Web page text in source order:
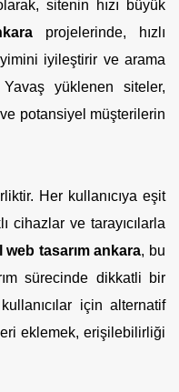
sitenin hızı büyük
projelerinde, hızlı
iyileştirir ve arama
Yavaş yüklenen siteler,
potansiyel müşterilerin
Her kullanıcıya eşit
cihazlar ve tarayıcılarla
web tasarım ankara, bu
sürecinde dikkatli bir
için alternatif
eklemek, erişilebilirliği